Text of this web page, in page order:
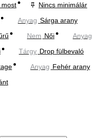
most
Nincs minimálár
Anyag Sárga arany
Nem Női Anyag
Tárgy Drop fülbevaló
Anyag Fehér arany